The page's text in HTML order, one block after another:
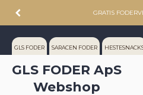
GRATIS
GLS FODER SARACEN FODER
GLS FODER ApS
Webshop